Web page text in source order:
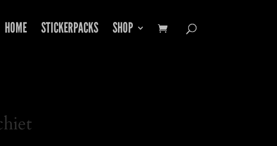
HOME STICKERPACKS SHOP